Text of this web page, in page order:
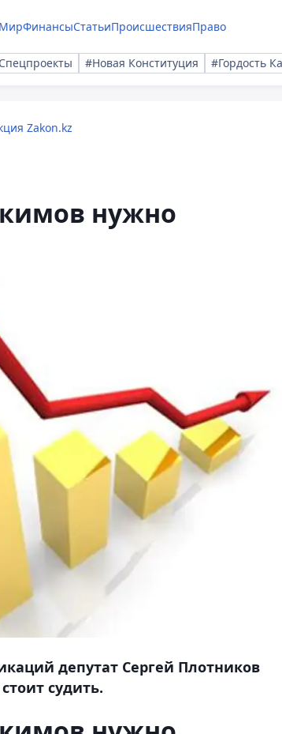
МирФинансыСтатьиПроисшествияПраво
#Новая Конституция #Гордость
Zakon.kz
нужно
депутат Сергей Плотников
судить.